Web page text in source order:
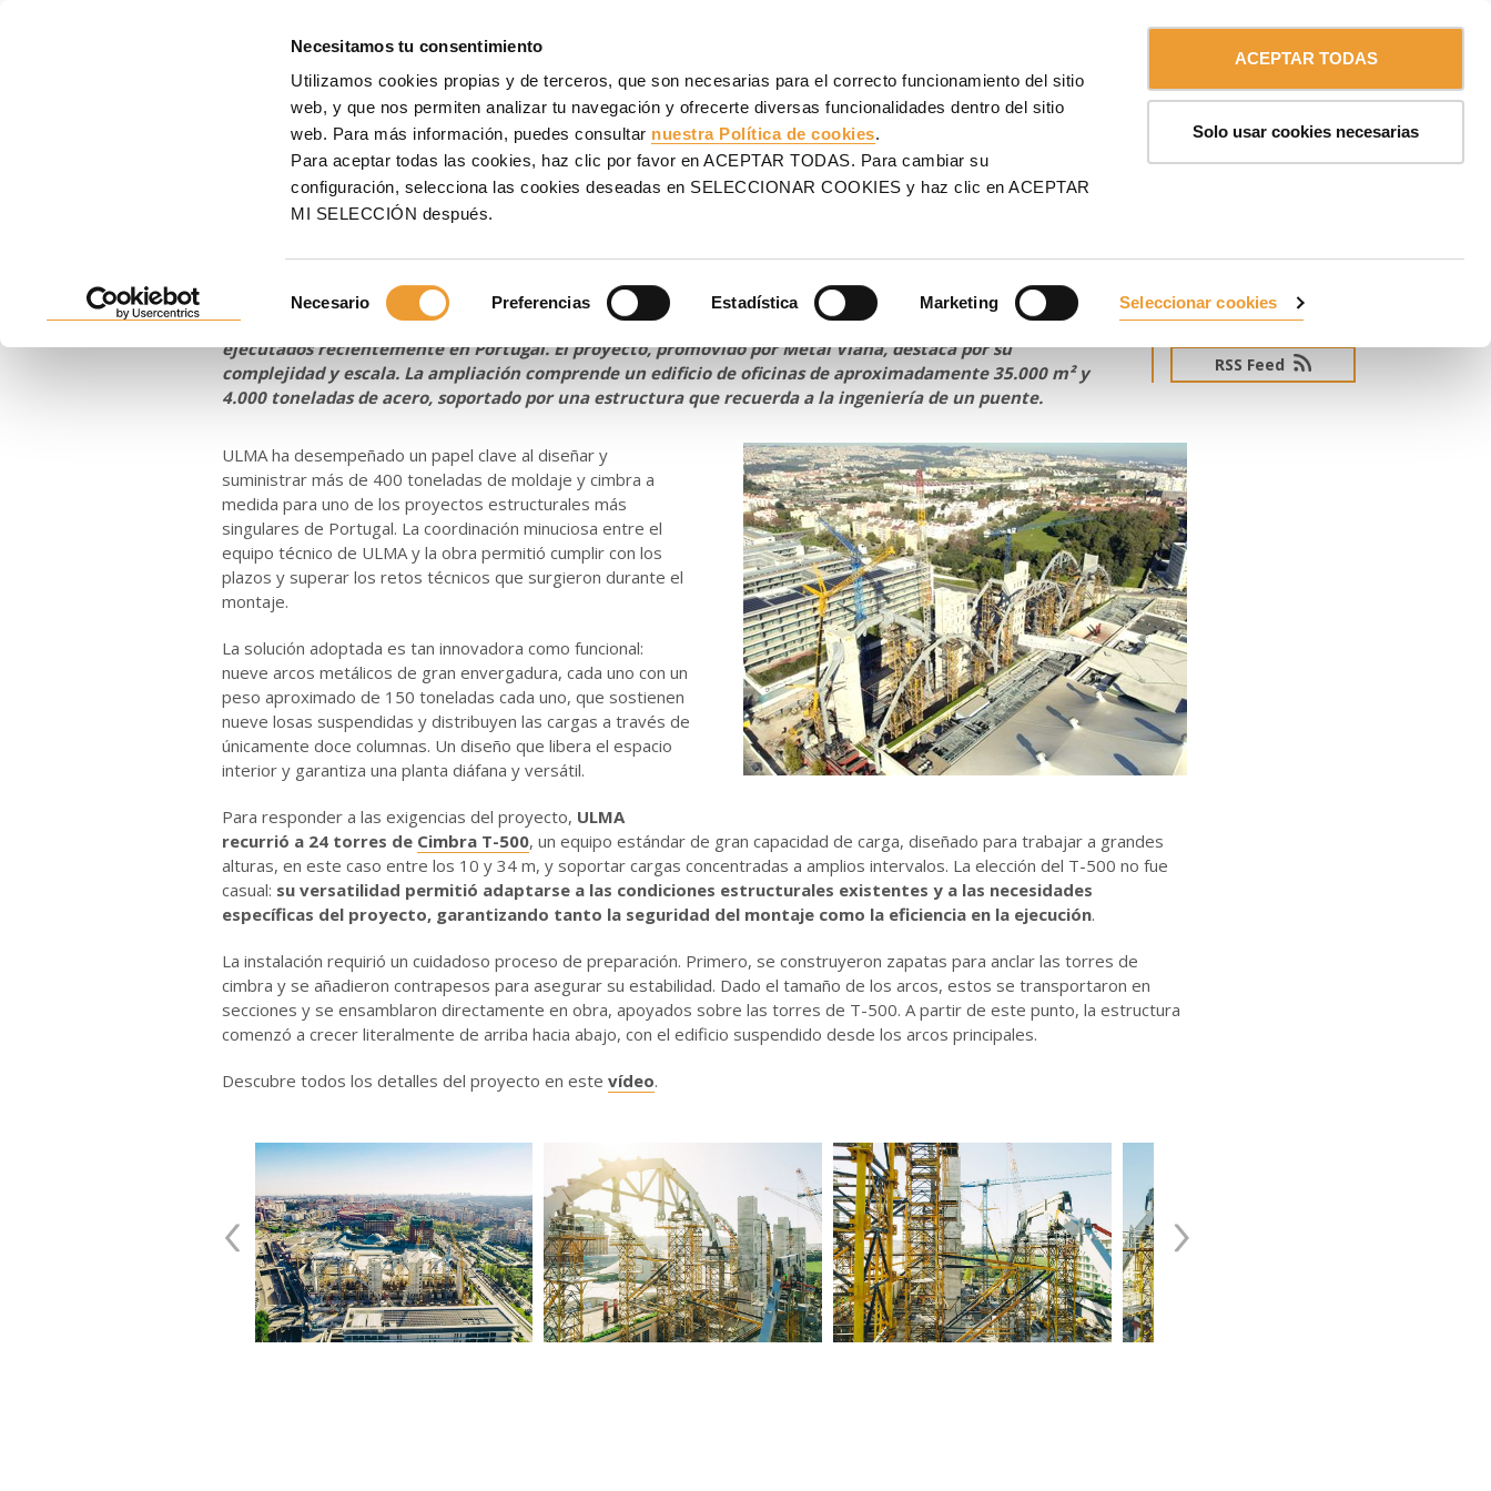
Necesitamos tu consentimiento
Utilizamos cookies propias y de terceros, que son necesarias para el correcto funcionamiento del sitio
web, y que nos permiten analizar tu navegación y ofrecerte diversas funcionalidades dentro del sitio
web. Para más información, puedes consultar nuestra Política de cookies.
Para aceptar todas las cookies, haz clic por favor en ACEPTAR TODAS. Para cambiar su
configuración, selecciona las cookies deseadas en SELECCIONAR COOKIES y haz clic en ACEPTAR
MI SELECCIÓN después.
de
Necesario Preferencias Estadística Marketing Seleccionar cookies
ACEPTAR TODAS
Solo usar cookies necesarias
MOLDAJES
Arquitectura suspendida que redefine Lisboa, Torre Norte
SUSCRÍBETE AL NEWSLETTER
RSS Feed
Arquitectura suspendida que redefine Lisboa,
Torre Norte
29/01/2026
La ampliación del Centro Colombo en Lisboa representa uno de los mayores retos estructurales
ejecutados recientemente en Portugal. El proyecto, promovido por Metal Viana, destaca por su
complejidad y escala. La ampliación comprende un edificio de oficinas de aproximadamente 35.000 m² y
4.000 toneladas de acero, soportado por una estructura que recuerda a la ingeniería de un puente.
ULMA ha desempeñado un papel clave al diseñar y
suministrar más de 400 toneladas de moldaje y cimbra a
medida para uno de los proyectos estructurales más
singulares de Portugal. La coordinación minuciosa entre el
equipo técnico de ULMA y la obra permitió cumplir con los
plazos y superar los retos técnicos que surgieron durante el
montaje.
La solución adoptada es tan innovadora como funcional:
nueve arcos metálicos de gran envergadura, cada uno con un
peso aproximado de 150 toneladas cada uno, que sostienen
nueve losas suspendidas y distribuyen las cargas a través de
únicamente doce columnas. Un diseño que libera el espacio
interior y garantiza una planta diáfana y versátil.
Para responder a las exigencias del proyecto, ULMA
recurrió a 24 torres de Cimbra T-500, un equipo estándar de gran capacidad de carga, diseñado para trabajar a grandes
alturas, en este caso entre los 10 y 34 m, y soportar cargas concentradas a amplios intervalos. La elección del T-500 no fue
casual: su versatilidad permitió adaptarse a las condiciones estructurales existentes y a las necesidades
específicas del proyecto, garantizando tanto la seguridad del montaje como la eficiencia en la ejecución.
La instalación requirió un cuidadoso proceso de preparación. Primero, se construyeron zapatas para anclar las torres de
cimbra y se añadieron contrapesos para asegurar su estabilidad. Dado el tamaño de los arcos, estos se transportaron en
secciones y se ensamblaron directamente en obra, apoyados sobre las torres de T-500. A partir de este punto, la estructura
comenzó a crecer literalmente de arriba hacia abajo, con el edificio suspendido desde los arcos principales.
Descubre todos los detalles del proyecto en este vídeo.
‹ ›